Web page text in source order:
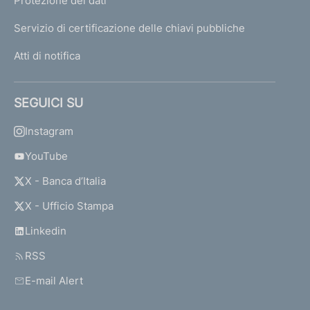
Servizio di certificazione delle chiavi pubbliche
Atti di notifica
SEGUICI SU
Instagram
YouTube
X - Banca d’Italia
X - Ufficio Stampa
Linkedin
RSS
E-mail Alert